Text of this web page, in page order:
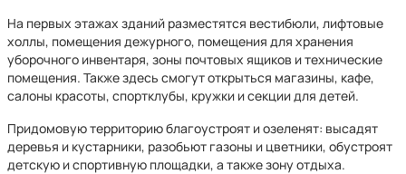
На первых этажах зданий разместятся вестибюли, лифтовые
холлы, помещения дежурного, помещения для хранения
уборочного инвентаря, зоны почтовых ящиков и технические
помещения. Также здесь смогут открыться магазины, кафе,
салоны красоты, спортклубы, кружки и секции для детей.
Придомовую территорию благоустроят и озеленят: высадят
деревья и кустарники, разобьют газоны и цветники, обустроят
детскую и спортивную площадки, а также зону отдыха.